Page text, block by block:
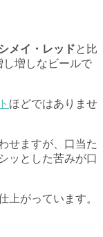
メイ・レッドと比
増しなビールで
ほどではありませ
せますが、口当た
ッとした苦みが口
上がっています。